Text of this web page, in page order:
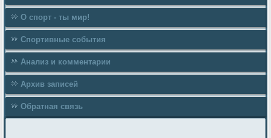
О спорт - ты мир!
Спортивные события
Анализ и комментарии
Архив записей
Обратная связь